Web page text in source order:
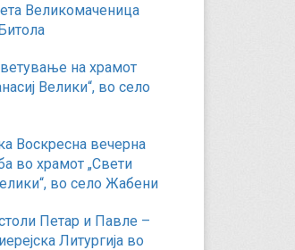
Великомаченица
на храмот
Велики“, во село
Воскресна вечерна
во храмот „Свети
во село Жабени
Петар и Павле –
Литургија во